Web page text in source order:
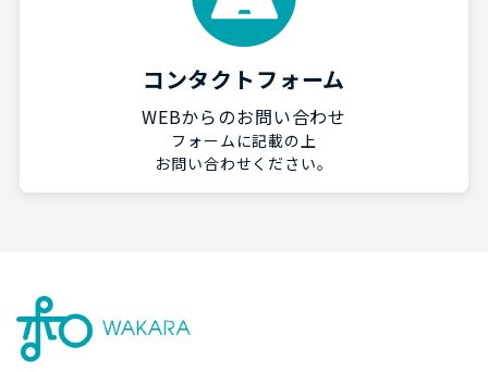
コンタクトフォーム
WEBからのお問い合わせ
フォームに記載の上
お問い合わせください。